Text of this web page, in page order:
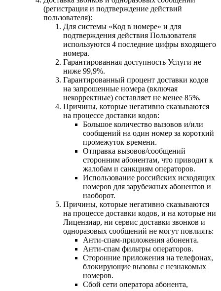
(регистрация и подтверждение действий
пользователя):
Для системы «Код в номере» и для
подтверждения действия Пользователя
используются 4 последние цифры входящего
номера.
Гарантированная доступность Услуги не
ниже 99,9%.
Гарантированный процент доставки кодов
на запрошенные номера (включая
некорректные) составляет не менее 85%.
Причины, которые негативно сказываются
на процессе доставки кодов:
Большое количество вызовов и/или
сообщений на один номер за короткий
промежуток времени.
Отправка вызовов/сообщений
сторонним абонентам, что приводит к
жалобам и санкциям операторов.
Использование российских исходящих
номеров для зарубежных абонентов и
наоборот.
Причины, которые негативно сказываются
на процессе доставки кодов, и на которые ни
Лицензиар, ни сервис доставки звонков и
одноразовых сообщений не могут повлиять:
Анти-спам-приложения абонента.
Анти-спам фильтры операторов.
Сторонние приложения на телефонах,
блокирующие вызовы с незнакомых
номеров.
Сбой сети оператора абонента,